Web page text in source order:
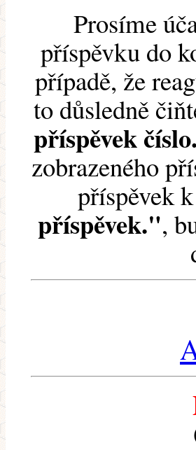
Prosíme
příspěvku do
případě, že
to důsledně
příspěvek
zobrazeného
příspěvek
příspěvek.",